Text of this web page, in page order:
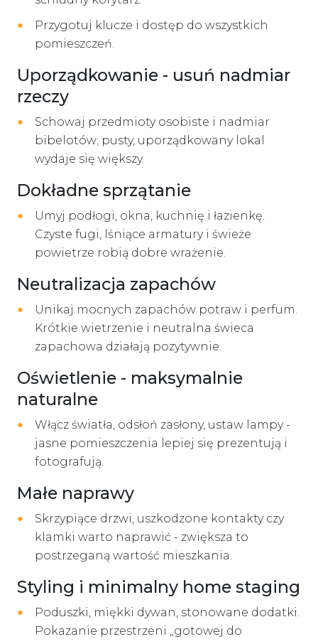
Przygotuj klucze i dostęp do wszystkich
pomieszczeń.
Uporządkowanie - usuń nadmiar
rzeczy
Schowaj przedmioty osobiste i nadmiar
bibelotów; pusty, uporządkowany lokal
wydaje się większy.
Dokładne sprzątanie
Umyj podłogi, okna, kuchnię i łazienkę.
Czyste fugi, lśniące armatury i świeże
powietrze robią dobre wrażenie.
Neutralizacja zapachów
Unikaj mocnych zapachów potraw i perfum.
Krótkie wietrzenie i neutralna świeca
zapachowa działają pozytywnie.
Oświetlenie - maksymalnie
naturalne
Włącz światła, odsłoń zasłony, ustaw lampy -
jasne pomieszczenia lepiej się prezentują i
fotografują.
Małe naprawy
Skrzypiące drzwi, uszkodzone kontakty czy
klamki warto naprawić - zwiększa to
postrzeganą wartość mieszkania.
Styling i minimalny home staging
Poduszki, miękki dywan, stonowane dodatki.
Pokazanie przestrzeni „gotowej do